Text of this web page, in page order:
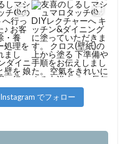
Instagram でフォロー